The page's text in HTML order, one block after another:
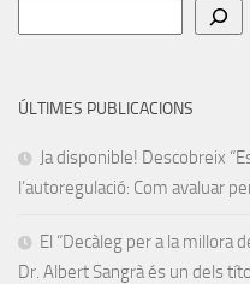
ÚLTIMES PUBLICACIONS
Ja disponible! Descobreix
l’autoregulació: Com avaluar
El “Decàleg per a la millora
Dr. Albert Sangrà és un dels